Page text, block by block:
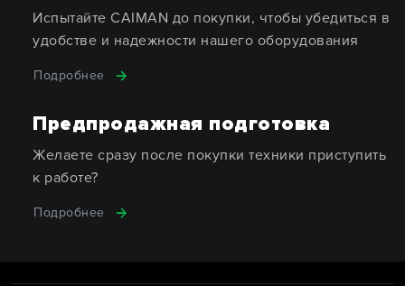
Испытайте CAIMAN до покупки, чтобы убедиться в
удобстве и надежности нашего оборудования
Подробнее
Предпродажная подготовка
Желаете сразу после покупки техники приступить
к работе?
Подробнее